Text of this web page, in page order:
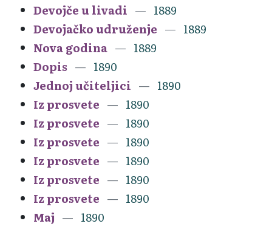
Devojče u livadi
1889
Devojačko udruženje
1889
Nova godina
1889
Dopis
1890
Jednoj učiteljici
1890
Iz prosvete
1890
Iz prosvete
1890
Iz prosvete
1890
Iz prosvete
1890
Iz prosvete
1890
Iz prosvete
1890
Maj
1890